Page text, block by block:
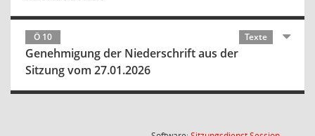
Ö 10 Texte
Genehmigung der Niederschrift aus der
Sitzung vom 27.01.2026